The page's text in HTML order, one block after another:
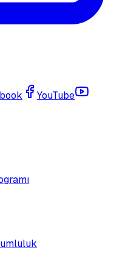
YouTube